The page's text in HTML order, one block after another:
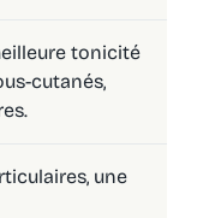
tonicité
cutanés,
une